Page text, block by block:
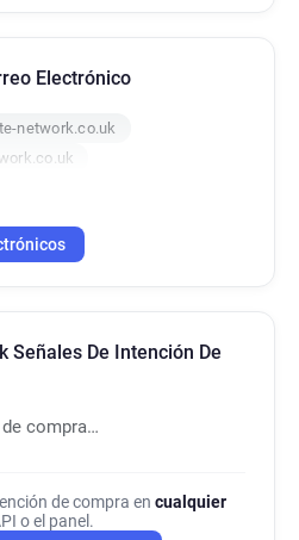
Electrónico
network.co.uk
Señales De Intención De
compra…
de compra en cualquier
o el panel.